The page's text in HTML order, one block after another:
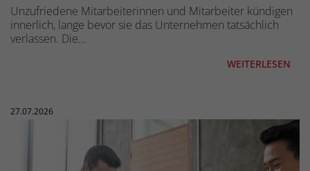
Unzufriedene Mitarbeiterinnen und Mitarbeiter kündigen
innerlich, lange bevor sie das Unternehmen tatsächlich
verlassen. Die…
WEITERLESEN
Veröffentlicht am:
27.07.2026